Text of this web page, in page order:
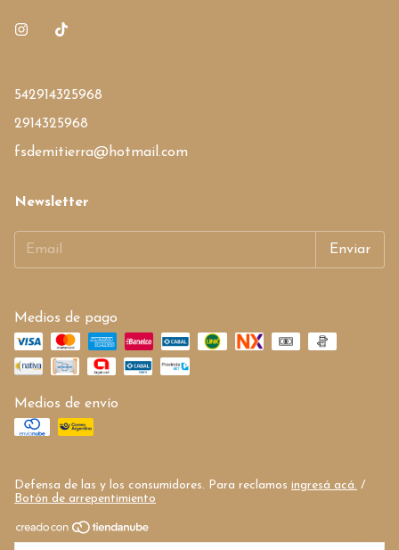
542914325968
2914325968
fsdemitierra@hotmail.com
Newsletter
Medios de pago
Medios de envío
Defensa de las y los consumidores. Para reclamos ingresá acá. /
Botón de arrepentimiento